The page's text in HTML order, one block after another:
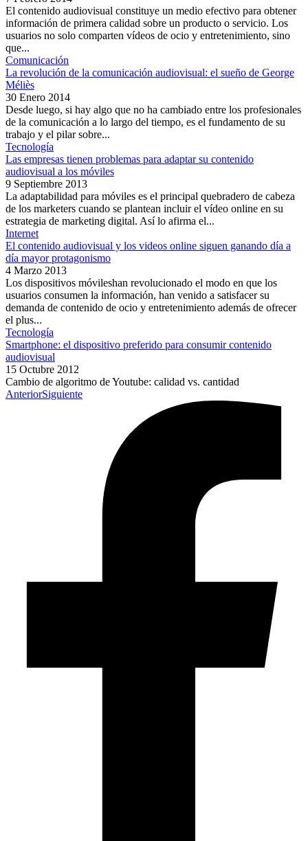
El contenido audiovisual constituye un medio efectivo para obtener
información de primera calidad sobre un producto o servicio. Los
usuarios no solo comparten vídeos de ocio y entretenimiento, sino
que...
Comunicación
La revolución de la comunicación audiovisual: el sueño de George
Méliès
30 Enero 2014
Desde luego, si hay algo que no ha cambiado entre los profesionales
de la comunicación a lo largo del tiempo, es el fundamento de su
trabajo y el pilar sobre...
Tecnología
Las empresas tienen problemas para adaptar su contenido
audiovisual a los móviles
9 Septiembre 2013
La adaptabilidad para móviles es el principal quebradero de cabeza
de los marketers cuando se plantean incluir el vídeo online en su
estrategia de marketing digital. Así lo afirma el...
Internet
El contenido audiovisual y los videos online siguen ganando día a
día mayor protagonismo
4 Marzo 2013
Los dispositivos móvileshan revolucionado el modo en que los
usuarios consumen la información, han venido a satisfacer su
demanda de contenido de ocio y entretenimiento además de ofrecer
el plus...
Tecnología
Smartphone: el dispositivo preferido para consumir contenido
audiovisual
15 Octubre 2012
Cambio de algoritmo de Youtube: calidad vs. cantidad
AnteriorSiguiente